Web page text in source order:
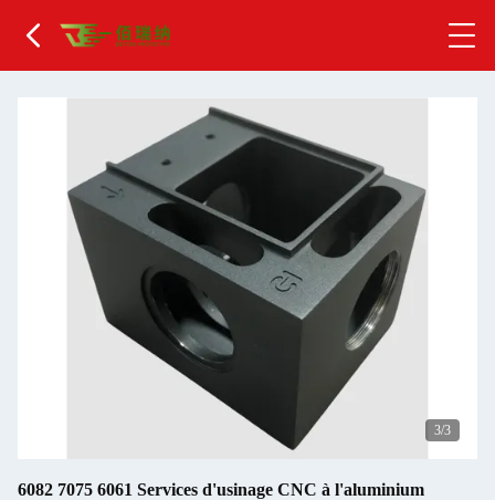
1/3
6082 7075 6061 Services d'usinage CNC à l'aluminium